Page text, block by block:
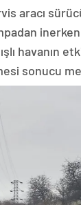
aracı
inerken
havanın
sonucu